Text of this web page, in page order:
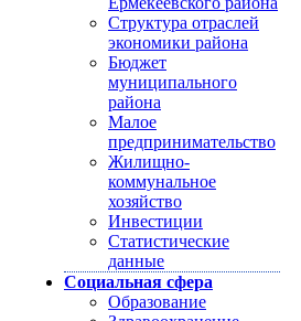
Структура отраслей
экономики района
Бюджет
муниципального
района
Малое
предпринимательство
Жилищно-
коммунальное
хозяйство
Инвестиции
Статистические
данные
Социальная сфера
Образование